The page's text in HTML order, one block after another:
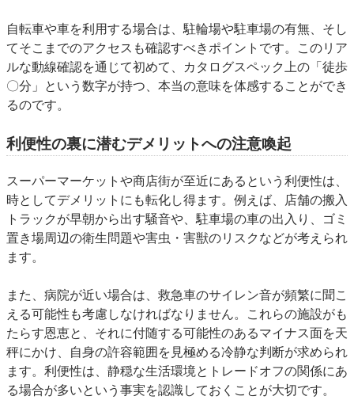
自転車や車を利用する場合は、駐輪場や駐車場の有無、そし
てそこまでのアクセスも確認すべきポイントです。このリア
ルな動線確認を通じて初めて、カタログスペック上の「徒歩
〇分」という数字が持つ、本当の意味を体感することができ
るのです。
利便性の裏に潜むデメリットへの注意喚起
スーパーマーケットや商店街が至近にあるという利便性は、
時としてデメリットにも転化し得ます。例えば、店舗の搬入
トラックが早朝から出す騒音や、駐車場の車の出入り、ゴミ
置き場周辺の衛生問題や害虫・害獣のリスクなどが考えられ
ます。
また、病院が近い場合は、救急車のサイレン音が頻繁に聞こ
える可能性も考慮しなければなりません。これらの施設がも
たらす恩恵と、それに付随する可能性のあるマイナス面を天
秤にかけ、自身の許容範囲を見極める冷静な判断が求められ
ます。利便性は、静穏な生活環境とトレードオフの関係にあ
る場合が多いという事実を認識しておくことが大切です。